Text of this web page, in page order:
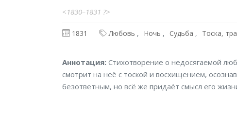
<1830–1831 ?>
1831 Любовь Ночь Судьба Тоска,
Аннотация
Аннотация:Стихотворение о недосягаемой
смотрит на неё с тоской и восхищением,
безответным, но всё же придаёт смысл его